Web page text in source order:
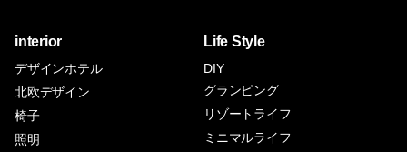
interior
デザインホテル
北欧デザイン
椅子
照明
Life Style
DIY
グランピング
リゾートライフ
ミニマルライフ